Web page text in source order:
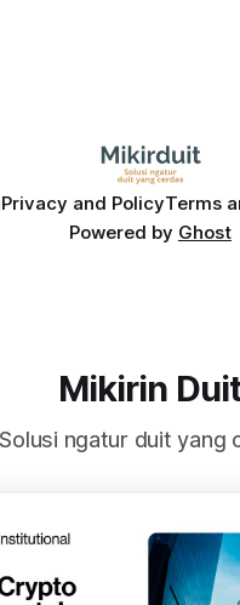
Privacy and PolicyTerms
Powered by Ghost
Mikirin
Solusi ngatur duit yang